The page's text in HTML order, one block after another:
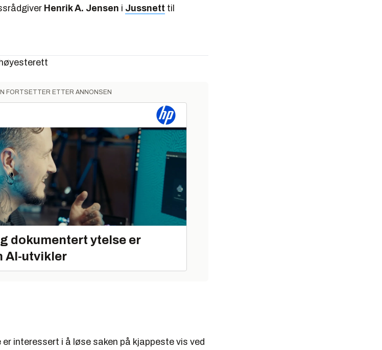
Henrik A. Jensen i Jussnett til
FORTSETTER ETTER ANNONSEN
dokumentert ytelse er
AI-utvikler
interessert i å løse saken på kjappeste vis ved